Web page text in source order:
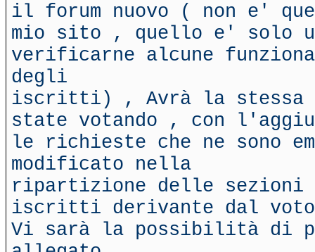
il forum nuovo ( non e'
mio sito , quello e' solo un
verificarne alcune
degli
iscritti) , Avrà la stessa
state votando , con
le richieste che ne sono
modificato nella
ripartizione delle sezioni
iscritti derivante dal
Vi sarà la possibilità di